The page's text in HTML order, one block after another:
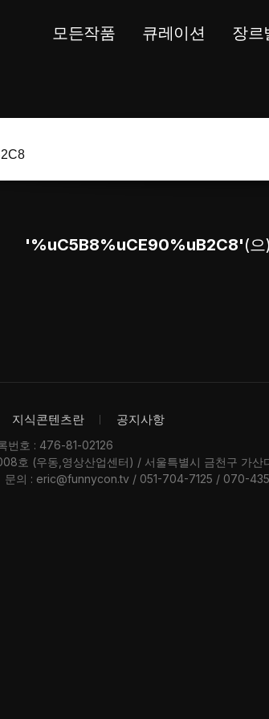
모든작품 큐레이션 장르
'%uC5B8%uCE90%uB2C8'(
지식콘텐츠란 공지사항
번호 : 476-81-02126
호 (우동,영상산업센터) / 서울특별시 금천구 가산
문의 : eric@funnycon.tv / 051-704-7125 / 070-